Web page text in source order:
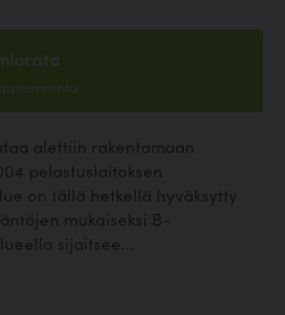
alettiin rakentamaan
pelastuslaitoksen
on tällä hetkellä hyväksytty
mukaiseksi B-
sijaitsee...